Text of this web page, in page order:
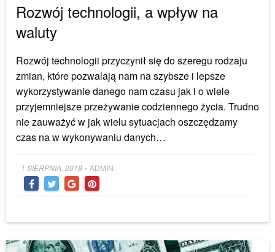
Rozwój technologii, a wpływ na
waluty
Rozwój technologii przyczynił się do szeregu rodzaju
zmian, które pozwalają nam na szybsze i lepsze
wykorzystywanie danego nam czasu jak i o wiele
przyjemniejsze przeżywanie codziennego życia. Trudno
nie zauważyć w jak wielu sytuacjach oszczędzamy
czas na w wykonywaniu danych…
Posted
on
1 SIERPNIA, 2018 • ADMIN